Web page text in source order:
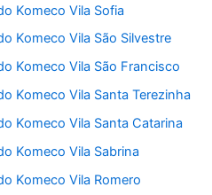
Komeco Vila Sofia
Komeco Vila São Silvestre
Komeco Vila São Francisco
Komeco Vila Santa Terezinha
Komeco Vila Santa Catarina
Komeco Vila Sabrina
Komeco Vila Romero